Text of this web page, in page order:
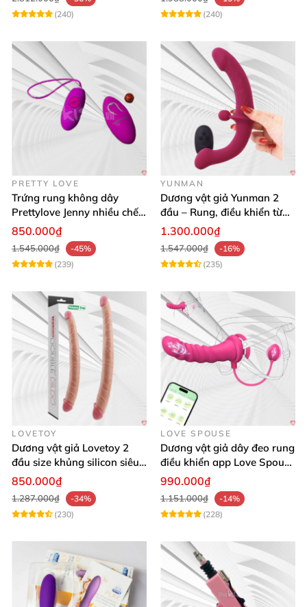
(240)
(240)
PRETTY LOVE
Trứng rung không dây
Prettylove Jenny nhiều chế
độ rung silicone Nhật
850.000₫
1.545.000₫
-45%
(239)
YUNMAN
Dương vật giả Yunman 2
đầu – Rung, điều khiển từ
xa cho les cực phê
1.300.000₫
1.547.000₫
-16%
(235)
LOVETOY
Dương vật giả Lovetoy 2
đầu size khủng silicon siêu
mềm có thể uốn
850.000₫
1.287.000₫
-34%
(230)
LOVE SPOUSE
Dương vật giả dây đeo rung
điều khiển app Love Spouse
thỏa mãn
990.000₫
1.151.000₫
-14%
(228)